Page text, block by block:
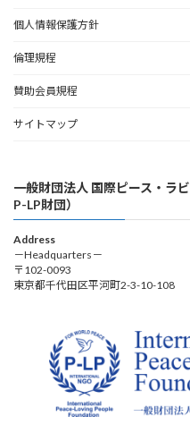
個人情報保護方針
倫理規程
賛助会員規程
サイトマップ
一般財団法人 国際ピース・ラ
P-LP財団）
Address
－Headquarters－
〒102-0093
東京都千代田区平河町2-3-10-108